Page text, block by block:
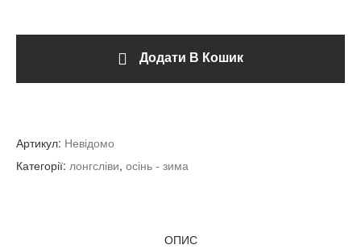
Додати В Кошик
Артикул: Невідомо
Категорії: лонгсліви, осінь - зима
ОПИС